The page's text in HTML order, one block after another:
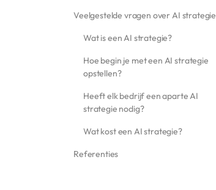
Veelgestelde vragen over AI strategie
Wat is een AI strategie?
Hoe begin je met een AI strategie
opstellen?
Heeft elk bedrijf een aparte AI
strategie nodig?
Wat kost een AI strategie?
Referenties